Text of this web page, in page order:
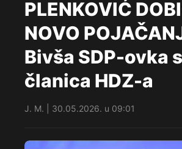
PLENKOVIĆ
NOVO
Bivša SDP-ovka
članica HDZ-a
J. M. | 30.05.2026. u 09:01